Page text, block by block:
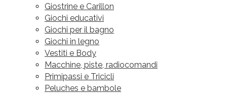
Giostrine e Carillon
Giochi educativi
Giochi per il bagno
Giochi in legno
Vestiti e Body
Macchine, piste, radiocomandi
Primipassi e Tricicli
Peluches e bambole